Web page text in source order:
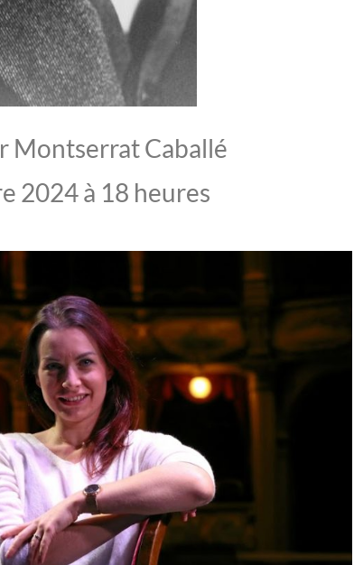
Montserrat Caballé
2024 à 18 heures